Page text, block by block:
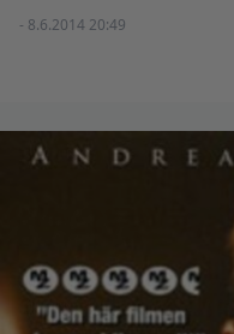
- 8.6.2014 20:49